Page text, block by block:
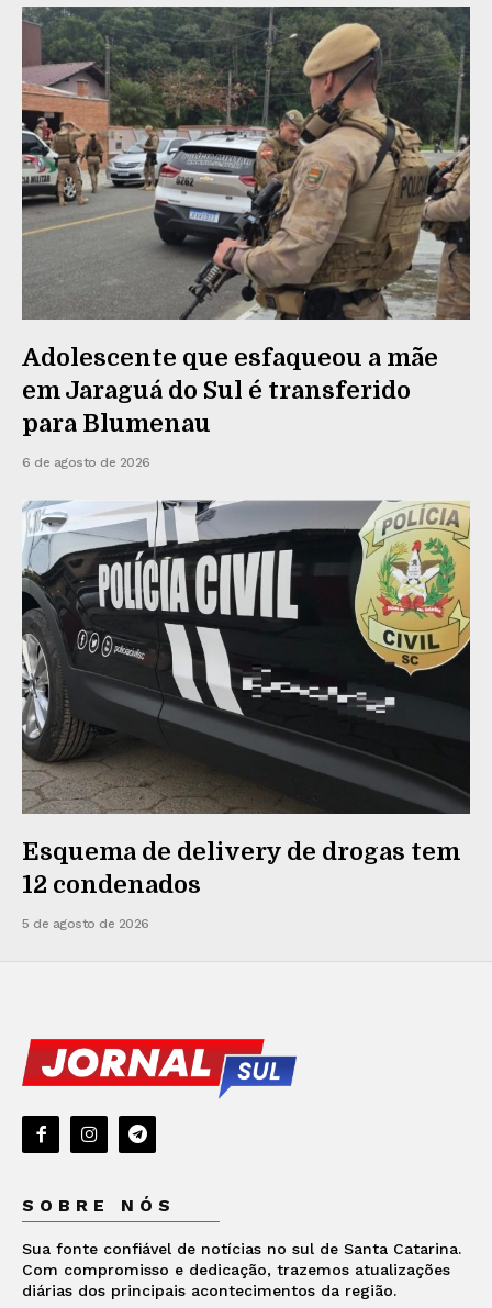
Adolescente que esfaqueou a mãe
em Jaraguá do Sul é transferido
para Blumenau
6 de agosto de 2026
Esquema de delivery de drogas tem
12 condenados
5 de agosto de 2026
SOBRE NÓS
Sua fonte confiável de notícias no sul de Santa Catarina.
Com compromisso e dedicação, trazemos atualizações
diárias dos principais acontecimentos da região.